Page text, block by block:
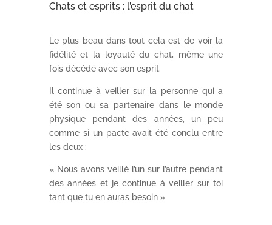
Chats et esprits : l’esprit du chat
Le plus beau dans tout cela est de voir la
fidélité et la loyauté du chat, même une
fois décédé avec son esprit.
Il continue à veiller sur la personne qui a
été son ou sa partenaire dans le monde
physique pendant des années, un peu
comme si un pacte avait été conclu entre
les deux :
« Nous avons veillé l’un sur l’autre pendant
des années et je continue à veiller sur toi
tant que tu en auras besoin »